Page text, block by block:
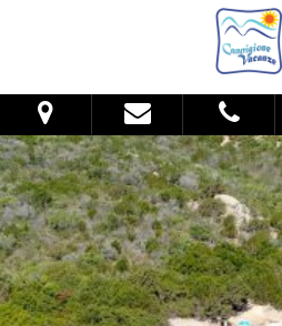
Vom: Bis:
Unterkunft
Erwachsene: Kinder: